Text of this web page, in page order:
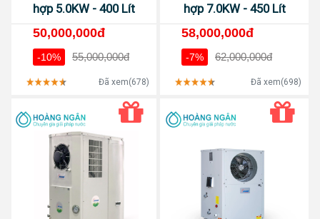
hợp 5.0KW - 400 Lít
50,000,000đ
-10% 55,000,000đ
Đã xem(678)
hợp 7.0KW - 450 Lít
58,000,000đ
-7% 62,000,000đ
Đã xem(698)